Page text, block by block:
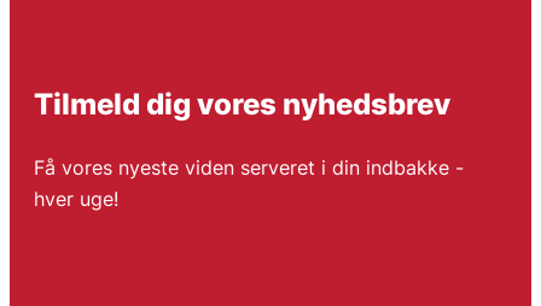
Tilmeld dig vores nyhedsbrev
Få vores nyeste viden serveret i din indbakke -
hver uge!